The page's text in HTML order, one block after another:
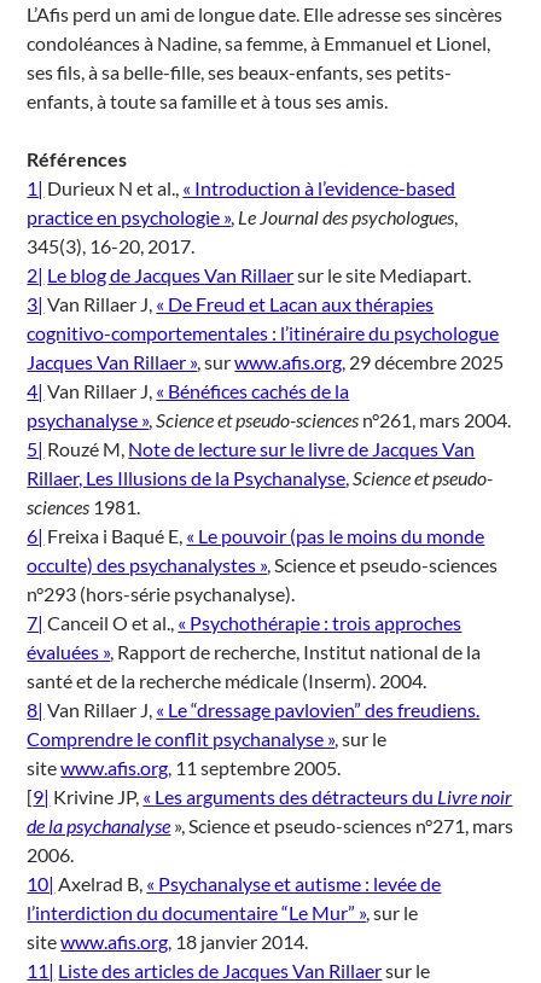
L’Afis perd un ami de longue date. Elle adresse ses sincères
condoléances à Nadine, sa femme, à Emmanuel et Lionel,
ses fils, à sa belle-fille, ses beaux-enfants, ses petits-
enfants, à toute sa famille et à tous ses amis.
Références
1| Durieux N et al., « Introduction à l’evidence-based
practice en psychologie », Le Journal des psychologues
345(3), 16-20, 2017.
2| Le blog de Jacques Van Rillaersur le site Mediapart.
3| Van Rillaer J, « De Freud et Lacan aux thérapies
cognitivo-comportementales : l’itinéraire du psychologue
Jacques Van Rillaer », surwww.afis.org , 29 décembre 2025
4| Van Rillaer J, « Bénéfices cachés de la
psychanalyse », Science et pseudo-sciences n°261, mars 2004.
5| Rouzé M, Note de lecture sur le livre de Jacques Van
Rillaer, Les Illusions de la Psychanalyse Science et pseudo-
sciences 1981.
6| Freixa i Baqué E, « Le pouvoir (pas le moins du monde
occulte) des psychanalystes », Science et pseudo-sciences
n°293 (hors-série psychanalyse).
7| Canceil O et al., « Psychothérapie : trois approches
évaluées », Rapport de recherche, Institut national de la
santé et de la recherche médicale (Inserm). 2004.
8| Van Rillaer J, « Le “dressage pavlovien” des freudiens.
Comprendre le conflit psychanalyse », sur le
sitewww.afis.org , 11 septembre 2005.
[9| Krivine JP, « Les arguments des détracteurs du Livre noir
de la psychanalyse », Science et pseudo-sciences n°271, mars
2006.
10| Axelrad B, « Psychanalyse et autisme : levée de
l’interdiction du documentaire “Le Mur” », sur le
sitewww.afis.org , 18 janvier 2014.
11| Liste des articles de Jacques Van Rillaersur le